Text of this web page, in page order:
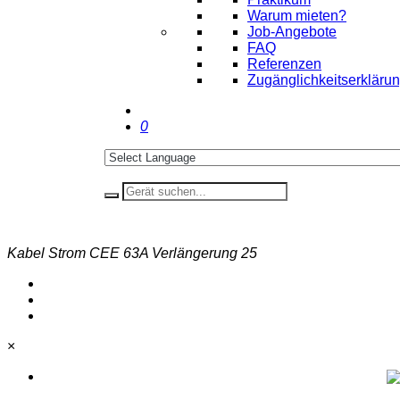
Warum mieten?
Job-Angebote
FAQ
Referenzen
0
Kabel Strom CEE 63A Verlängerung 25
×